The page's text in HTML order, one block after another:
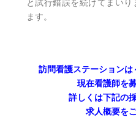
と試行錯誤を続けてまい
ます。
訪問看護ステーション
現在看護師を
詳しくは下記の
求人概要を